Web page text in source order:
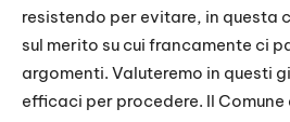
resistendo per evitare, in questa
sul merito su cui francamente ci
argomenti. Valuteremo in questi
efficaci per procedere. Il